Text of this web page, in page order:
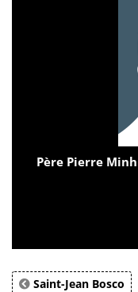
Père Pierre
Saint-Jean Bosco